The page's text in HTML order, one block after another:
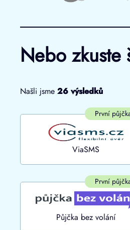
Nebo
Do
Našli jsme 26 výsledků
První
ViaSMS
První
Půjčka bez volání